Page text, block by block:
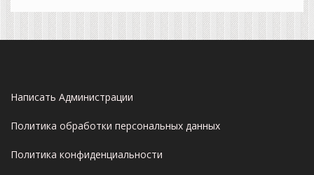
Написать Администрации
Политика обработки персональных данных
Политика конфиденциальности